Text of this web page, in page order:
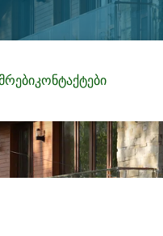
კონტაქტები